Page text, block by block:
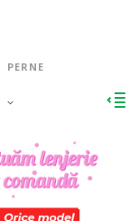
PERNE